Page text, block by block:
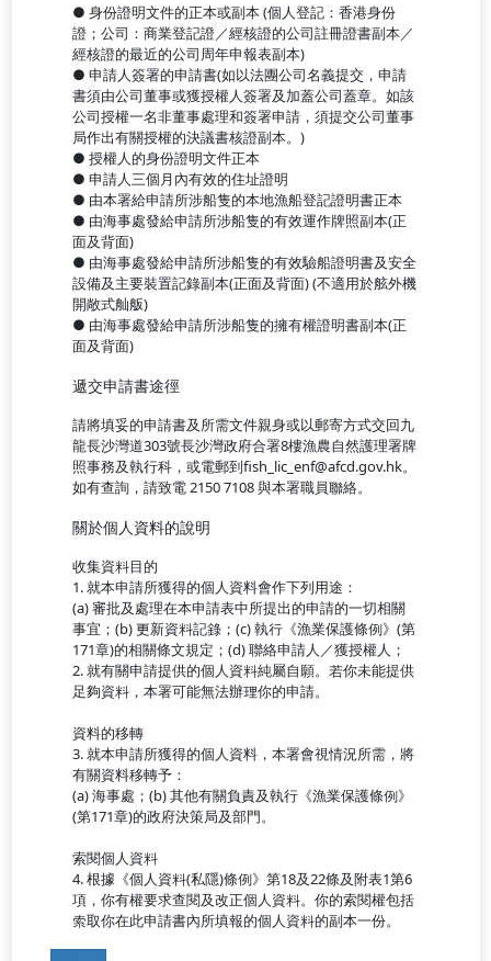
● 身份證明文件的正本或副本 (個人登記：香港身份
證；公司：商業登記證／經核證的公司註冊證書副本／
經核證的最近的公司周年申報表副本)
● 申請人簽署的申請書(如以法團公司名義提交，申請
書須由公司董事或獲授權人簽署及加蓋公司蓋章。如該
公司授權一名非董事處理和簽署申請，須提交公司董事
局作出有關授權的決議書核證副本。)
● 授權人的身份證明文件正本
● 申請人三個月內有效的住址證明
● 由本署給申請所涉船隻的本地漁船登記證明書正本
● 由海事處發給申請所涉船隻的有效運作牌照副本(正
面及背面)
● 由海事處發給申請所涉船隻的有效驗船證明書及安全
設備及主要裝置記錄副本(正面及背面) (不適用於舷外機
開敞式舢舨)
● 由海事處發給申請所涉船隻的擁有權證明書副本(正
面及背面)
遞交申請書途徑
請將填妥的申請書及所需文件親身或以郵寄方式交回九
龍長沙灣道303號長沙灣政府合署8樓漁農自然護理署牌
照事務及執行科，或電郵到fish_lic_enf@afcd.gov.hk。
如有查詢，請致電 2150 7108 與本署職員聯絡。
關於個人資料的說明
收集資料目的
1. 就本申請所獲得的個人資料會作下列用途：
(a) 審批及處理在本申請表中所提出的申請的一切相關
事宜；(b) 更新資料記錄；(c) 執行《漁業保護條例》(第
171章)的相關條文規定；(d) 聯絡申請人／獲授權人；
2. 就有關申請提供的個人資料純屬自願。若你未能提供
足夠資料，本署可能無法辦理你的申請。
資料的移轉
3. 就本申請所獲得的個人資料，本署會視情況所需，將
有關資料移轉予：
(a) 海事處；(b) 其他有關負責及執行《漁業保護條例》
(第171章)的政府決策局及部門。
索閱個人資料
4. 根據《個人資料(私隱)條例》第18及22條及附表1第6
項，你有權要求查閱及改正個人資料。你的索閱權包括
索取你在此申請書內所填報的個人資料的副本一份。